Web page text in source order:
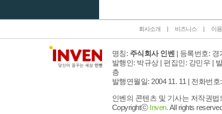
회사소개 비즈니스 이
명칭: 주식회사 인벤 | 등록번호: 경
발행인: 박규상 | 편집인: 강민우 |
층
발행연월일: 2004 11. 11 | 전화번호
인벤의 콘텐츠 및 기사는 저작권
Copyrightⓒ Inven.All rights